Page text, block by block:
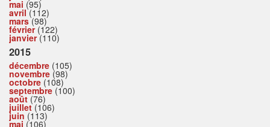
mai (95)
avril(112)
mars(98)
février(122)
janvier(110)
2015
décembre (105)
novembre (98)
octobre (108)
septembre (100)
août (76)
juillet(106)
juin (113)
mai (106)